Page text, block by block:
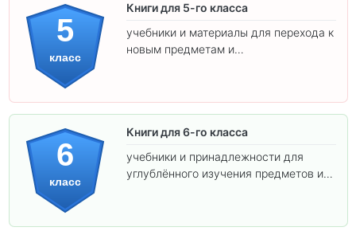
5
класс
Книги для 5-го класса
учебники и материалы для перехода к
новым предметам и
6
класс
Книги для 6-го класса
учебники и принадлежности для
углублённого изучения предметов и